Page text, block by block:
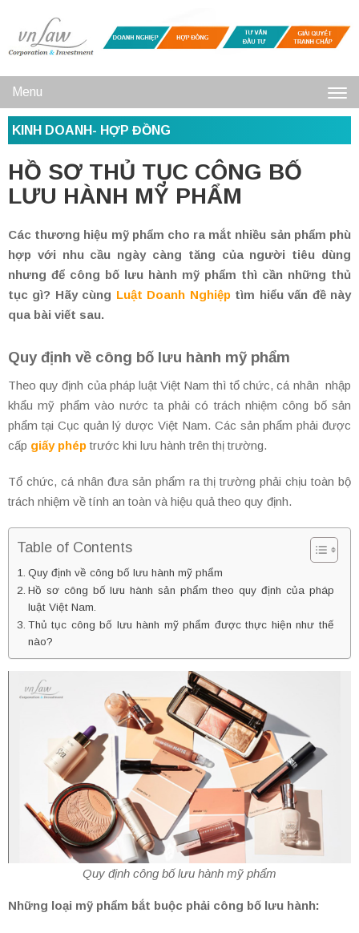
Menu
KINH DOANH- HỢP ĐỒNG
HỒ SƠ THỦ TỤC CÔNG BỐ
LƯU HÀNH MỸ PHẨM
Các thương hiệu mỹ phẩm cho ra mắt nhiều sản phẩm phù
hợp với nhu cầu ngày càng tăng của người tiêu dùng
nhưng để công bố lưu hành mỹ phẩm thì cần những thủ
tục gì? Hãy cùng Luật Doanh Nghiệptìm hiểu vấn đề này
qua bài viết sau.
Quy định về công bố lưu hành mỹ phẩm
Theo quy định của pháp luật Việt Nam thì tổ chức, cá nhân nhập
khẩu mỹ phẩm vào nước ta phải có trách nhiệm công bố sản
phẩm tại Cục quản lý dược Việt Nam. Các sản phẩm phải được
cấp giấy phép trước khi lưu hành trên thị trường.
Tổ chức, cá nhân đưa sản phẩm ra thị trường phải chịu toàn bộ
trách nhiệm về tính an toàn và hiệu quả theo quy định.
Table of Contents
Quy định về công bố lưu hành mỹ phẩm
Hồ sơ công bố lưu hành sản phẩm theo quy định của pháp
luật Việt Nam.
Thủ tục công bố lưu hành mỹ phẩm được thực hiện như thế
nào?
Quy định công bố lưu hành mỹ phẩm
Những loại mỹ phẩm bắt buộc phải công bố lưu hành: